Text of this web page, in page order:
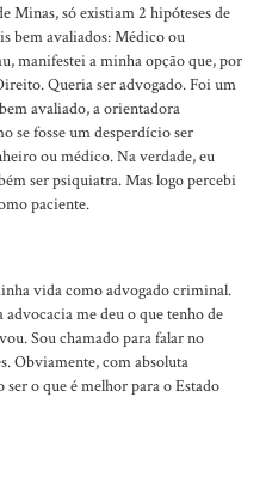
Minas, só existiam 2 hipóteses de
bem avaliados: Médico ou
manifestei a minha opção que, por
Queria ser advogado. Foi um
avaliado, a orientadora
se fosse um desperdício ser
ou médico. Na verdade, eu
ser psiquiatra. Mas logo percebi
paciente.
vida como advogado criminal.
me deu o que tenho de
Sou chamado para falar no
Obviamente, com absoluta
o que é melhor para o Estado